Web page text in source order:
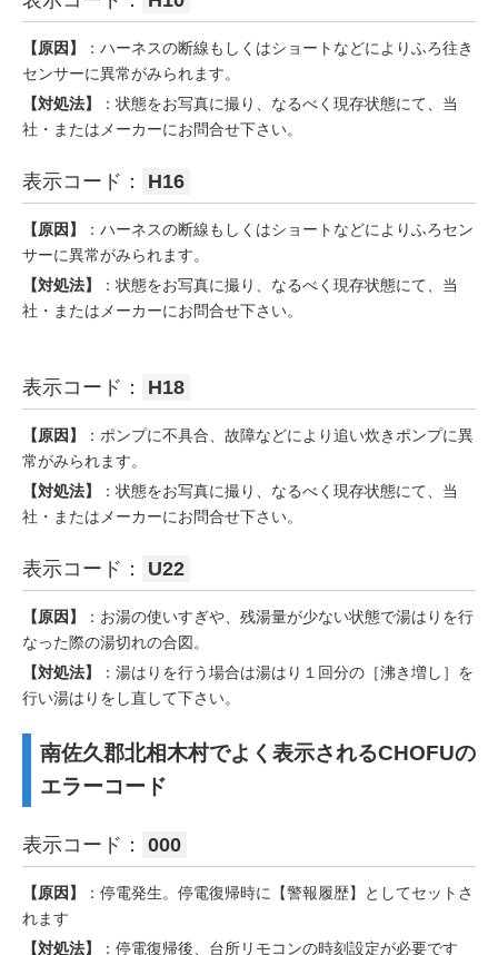
【原因】
：ハーネスの断線もしくはショートなどによりふろ往き
センサーに異常がみられます。
【対処法】
：状態をお写真に撮り、なるべく現存状態にて、当
社・またはメーカーにお問合せ下さい。
表示コード： H16
【原因】
：ハーネスの断線もしくはショートなどによりふろセン
サーに異常がみられます。
【対処法】
：状態をお写真に撮り、なるべく現存状態にて、当
社・またはメーカーにお問合せ下さい。
表示コード： H18
【原因】
：ポンプに不具合、故障などにより追い炊きポンプに異
常がみられます。
【対処法】
：状態をお写真に撮り、なるべく現存状態にて、当
社・またはメーカーにお問合せ下さい。
表示コード： U22
【原因】
：お湯の使いすぎや、残湯量が少ない状態で湯はりを行
なった際の湯切れの合図。
【対処法】
：湯はりを行う場合は湯はり１回分の［沸き増し］を
行い湯はりをし直して下さい。
南佐久郡北相木村でよく表示されるCHOFUの
エラーコード
表示コード： 000
【原因】
：停電発生。停電復帰時に【警報履歴】としてセットさ
れます
【対処法】
：停電復帰後、台所リモコンの時刻設定が必要です